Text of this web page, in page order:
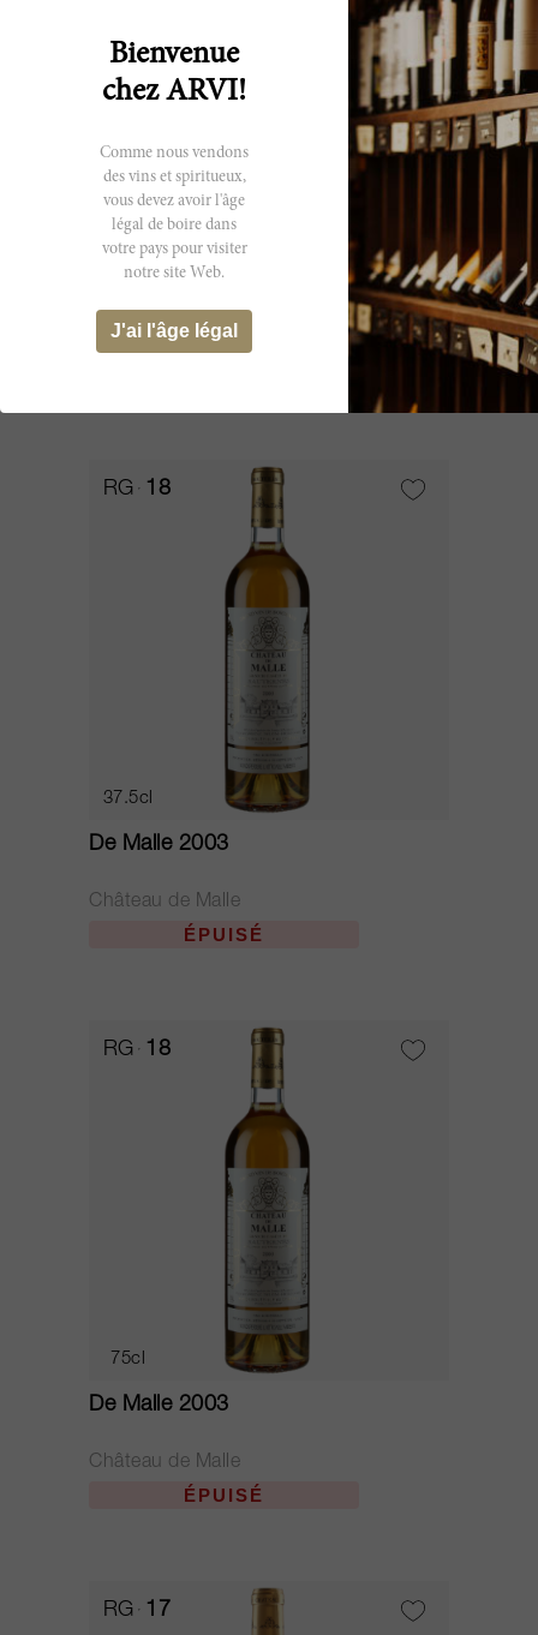
37.5cl
De Malle 2002
Château de Malle
RG 18
37.5cl
De Malle 2003
Château de Malle
ÉPUISÉ
RG 18
75cl
De Malle 2003
Château de Malle
ÉPUISÉ
RG 17
Bienvenue
chez ARVI!
Comme nous vendons
des vins et spiritueux,
vous devez avoir l'âge
légal de boire dans
votre pays pour visiter
notre site Web.
J'ai l'âge légal